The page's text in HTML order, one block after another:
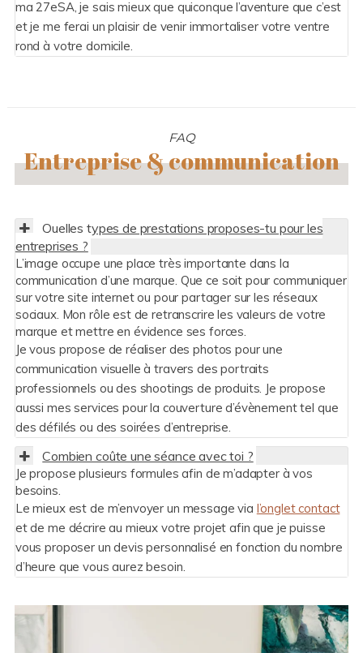
ma 27eSA, je sais mieux que quiconque l’aventure que c’est
et je me ferai un plaisir de venir immortaliser votre ventre
rond à votre domicile.
FAQ
Entreprise & communication
Quelles types de prestations proposes-tu pour les
entreprises ?
L’image occupe une place très importante dans la
communication d’une marque. Que ce soit pour communiquer
sur votre site internet ou pour partager sur les réseaux
sociaux. Mon rôle est de retranscrire les valeurs de votre
marque et mettre en évidence ses forces.
Je vous propose de réaliser des photos pour une
communication visuelle à travers des portraits
professionnels ou des shootings de produits. Je propose
aussi mes services pour la couverture d’évènement tel que
des défilés ou des soirées d’entreprise.
Combien coûte une séance avec toi ?
Je propose plusieurs formules afin de m’adapter à vos
besoins.
Le mieux est de m’envoyer un message via l’onglet contact
et de me décrire au mieux votre projet afin que je puisse
vous proposer un devis personnalisé en fonction du nombre
d’heure que vous aurez besoin.